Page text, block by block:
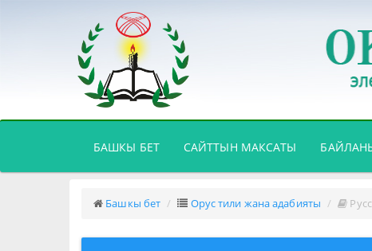
БАШКЫ БЕТ(CURRENT)
САЙТТЫН МАКСАТЫ
Башкы бет Орус тили жана адабияты